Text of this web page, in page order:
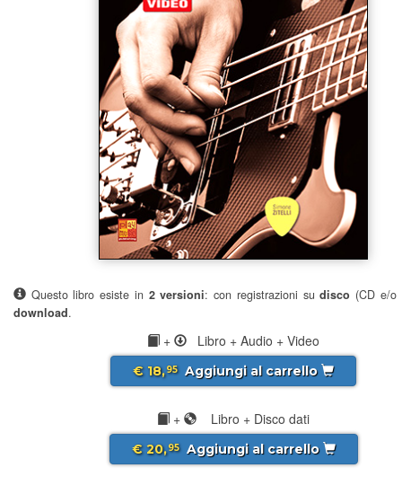
Questo libro esiste in 2 versioni: con registrazioni sudisco (CD e/o
download.
+ Libro + Audio + Video
€ 18,95 Aggiungi al carrello
+ Libro + Disco dati
€ 20,95 Aggiungi al carrello